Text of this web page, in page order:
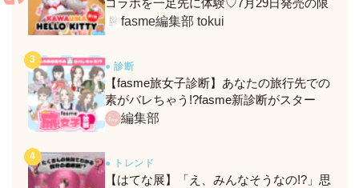
コラボを一足先に体験♡7月29日発売の限
定メニュー＆グッズをレポ！
fasme編集部 tokui
● 診断
【fasme旅女子診断】あなたの旅行先での
素がバレちゃう!?fasme新診断がスター
ト！編集部
● トレンド
【はてな展】「え、みんなそうなの!?」思